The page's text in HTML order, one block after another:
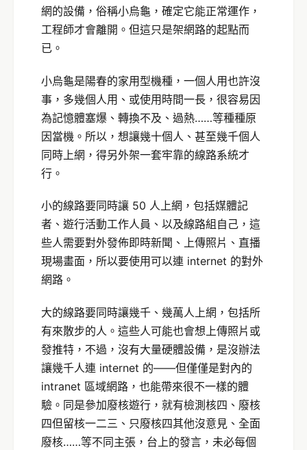
網的設備，俗稱小烏龜，確定它能正常運作，
工程師才會離開。但這只是架網路的起點而
已。
小烏龜是陽春的家用型機種，一個人用也許沒
事，多幾個人用、或使用時間一長，很容易因
為記憶體塞爆、轉換不及、過熱……等種種原
因當機。所以，想讓幾十個人、甚至幾千個人
同時上網，得另外架一套牢靠的線路系統才
行。
小的線路要同時讓 50 人上網，包括媒體記
者、遊行活動工作人員、以及線路組自己，這
些人需要對外發佈即時新聞、上傳照片、直播
現場畫面，所以要使用可以連 internet 的對外
網路。
大的線路要同時讓幾千、幾萬人上網，包括所
有來散步的人。這些人可能也會想上傳照片或
發推特，不過，沒有大量硬體設備，是沒辦法
讓幾千人連 internet 的——但僅僅是對內的
intranet 區域網路，也能帶來很不一樣的體
驗。同是參加廢核遊行，就有檢測核四、廢核
四但留核一二三、只廢核四其他沒意見、全面
廢核……等不同主張，台上的發言，未必每個